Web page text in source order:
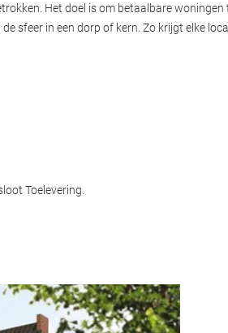
Het doel is om betaalbare
sfeer in een dorp of kern. Zo krijgt elke
Toelevering.